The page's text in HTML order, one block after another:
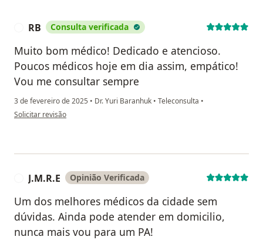
RB Consulta verificada
Muito bom médico! Dedicado e atencioso.
Poucos médicos hoje em dia assim, empático!
Vou me consultar sempre
3 de fevereiro de 2025 • Dr. Yuri Baranhuk • Teleconsulta •
na opinião do utilizador RB
Solicitar revisão
J.M.R.E Opinião Verificada
Um dos melhores médicos da cidade sem
dúvidas. Ainda pode atender em domicilio,
nunca mais vou para um PA!